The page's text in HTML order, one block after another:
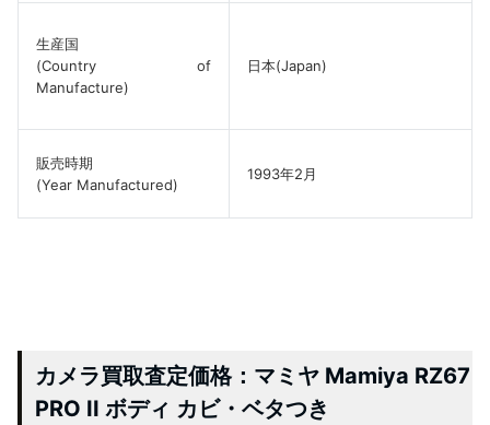
生産国
(Country of
Manufacture)
日本(Japan)
販売時期
(Year Manufactured)
1993年2月
カメラ買取査定価格：マミヤ Mamiya RZ67
PRO II ボディ カビ・ベタつき